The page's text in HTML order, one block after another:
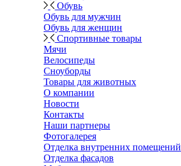
Обувь
Обувь для мужчин
Обувь для женщин
Спортивные товары
Мячи
Велосипеды
Сноуборды
Товары для животных
О компании
Новости
Контакты
Наши партнеры
Фотогалерея
Отделка внутренних помещений
Отделка фасадов